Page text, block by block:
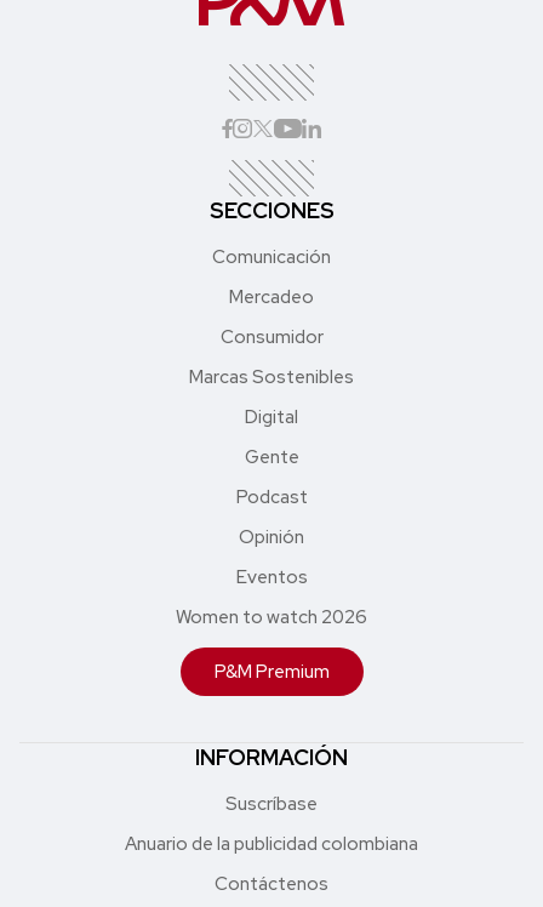
SECCIONES
Comunicación
Mercadeo
Consumidor
Marcas Sostenibles
Digital
Gente
Podcast
Opinión
Eventos
Women to watch 2026
P&M Premium
INFORMACIÓN
Suscríbase
Anuario de la publicidad colombiana
Contáctenos